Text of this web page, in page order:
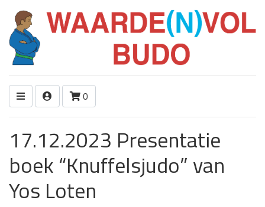
0
17.12.2023 Presentatie
boek “Knuffelsjudo” van
Yos Loten